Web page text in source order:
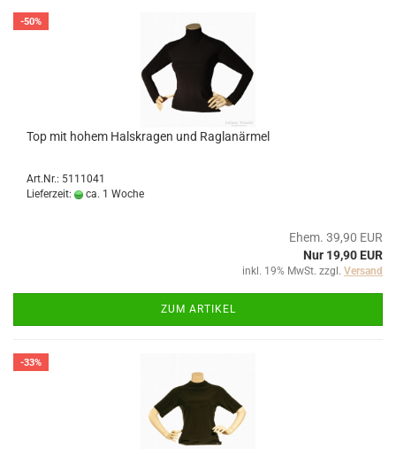
-50%
Top mit hohem Halskragen und Raglanärmel
Art.Nr.: 5111041
Lieferzeit:
ca. 1 Woche
Ehem. 39,90 EUR
Nur 19,90 EUR
inkl. 19% MwSt. zzgl. Versand
ZUM ARTIKEL
-33%